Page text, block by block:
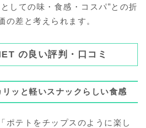
しての味・食感・コスパ”との折
の差と考えられます。
の良い評判・口コミ
ッと軽いスナックらしい食感
ポテトをチップスのように楽し